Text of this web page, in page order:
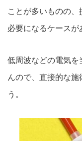
ことが多いものの
必要になるケースが
低周波などの電気を
んので、直接的な施
う。